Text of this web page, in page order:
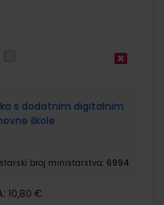
s dodatnim digitalnim
škole
broj ministarstva: 6994
10,80 €